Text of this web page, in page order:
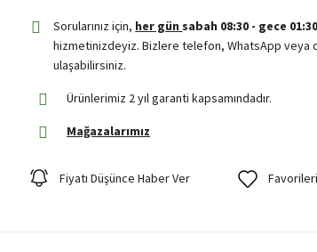
Sorularınız için, her gün sabah 08:30 - gece
hizmetinizdeyiz. Bizlere telefon, WhatsApp veya
ulaşabilirsiniz.
Ürünlerimiz 2 yıl garanti kapsamındadır.
Mağazalarımız
Fiyatı Düşünce Haber Ver